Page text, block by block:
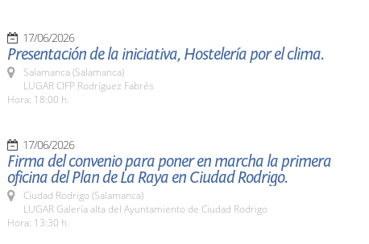
17/06/2026
Presentación de la iniciativa, Hostelería por el clima.
Salamanca (Salamanca)
LUGAR CIFP Rodríguez Fabrés
Hora: 18:00 h.
17/06/2026
Firma del convenio para poner en marcha la primera
oficina del Plan de La Raya en Ciudad Rodrigo.
Ciudad Rodrigo (Salamanca)
LUGAR Galería alta del Ayuntamiento de Ciudad Rodrigo
Hora: 13:30 h.